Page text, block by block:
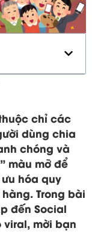
chỉ các
dùng chia
chóng và
màu mỡ để
hóa quy
Trong bài
đến Social
mời bạn